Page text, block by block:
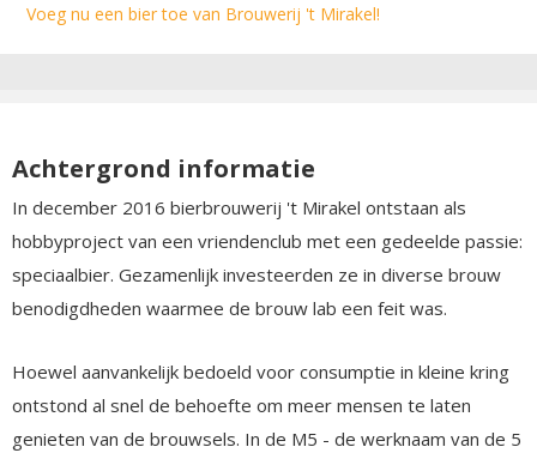
Voeg nu een bier toe van Brouwerij 't Mirakel!
Achtergrond informatie
In december 2016 bierbrouwerij 't Mirakel ontstaan als
hobbyproject van een vriendenclub met een gedeelde passie:
speciaalbier. Gezamenlijk investeerden ze in diverse brouw
benodigdheden waarmee de brouw lab een feit was.
Hoewel aanvankelijk bedoeld voor consumptie in kleine kring
ontstond al snel de behoefte om meer mensen te laten
genieten van de brouwsels. In de M5 - de werknaam van de 5